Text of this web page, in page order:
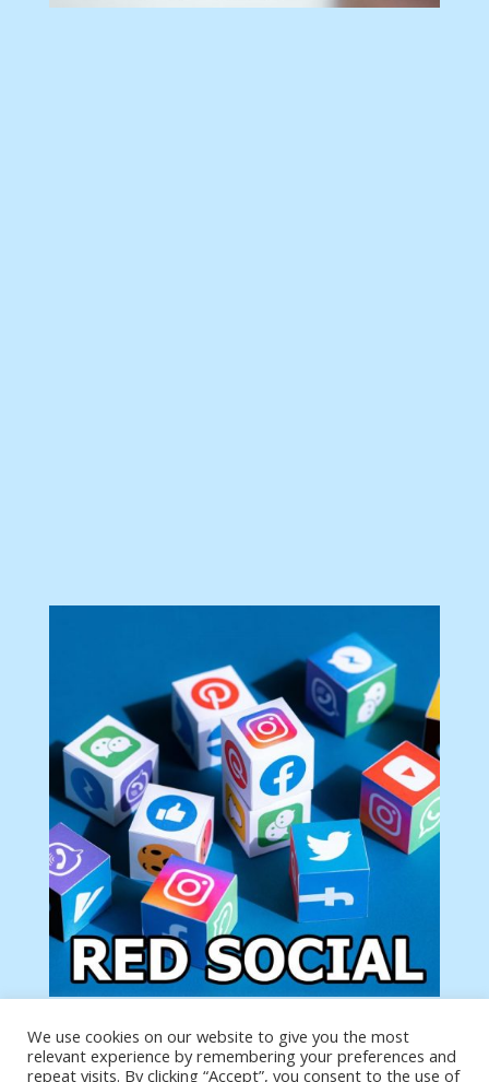
Tu anuncio va aquí
Podemos poner tu anuncio aquí con un link de tu
We use cookies on our website to give you the most
relevant experience by remembering your preferences and
repeat visits. By clicking “Accept”, you consent to the use of